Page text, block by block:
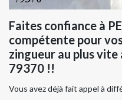
Faites confiance à
compétente pour
zingueur au plus
79370 !!
Vous avez déjà fait appel à